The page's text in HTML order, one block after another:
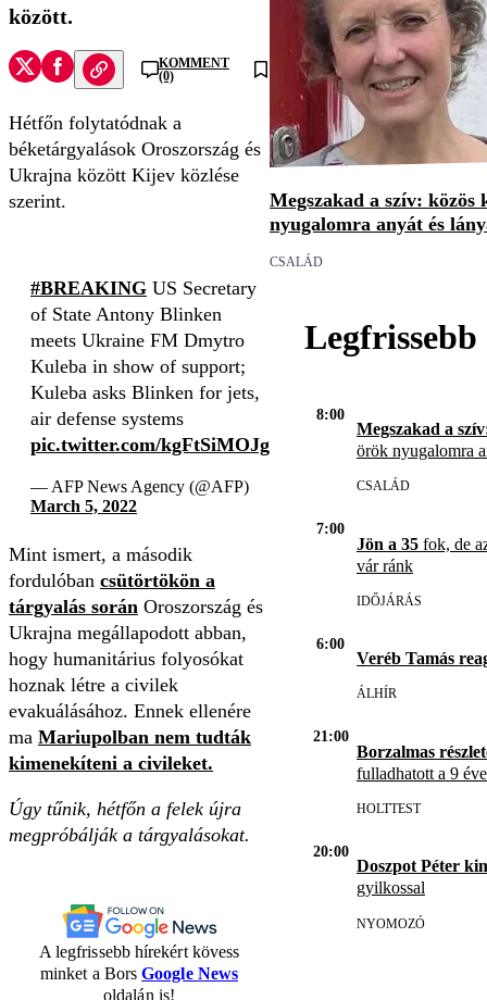
között.
KOMMENT
(0)
Hétfőn folytatódnak a
béketárgyalások Oroszország és
Ukrajna között Kijev közlése
szerint.
#BREAKING US Secretary
of State Antony Blinken
meets Ukraine FM Dmytro
Kuleba in show of support;
Kuleba asks Blinken for jets,
air defense systems
pic.twitter.com/kgFtSiMOJg
— AFP News Agency (@AFP)
March 5, 2022
Mint ismert, a második
fordulóban csütörtökön a
tárgyalás során Oroszország és
Ukrajna megállapodott abban,
hogy humanitárius folyosókat
hoznak létre a civilek
evakuálásához. Ennek ellenére
ma Mariupolban nem tudták
kimenekíteni a civileket.
Úgy tűnik, hétfőn a felek újra
megpróbálják a tárgyalásokat.
A legfrissebb hírekért kövess
minket a BorsGoogle News
oldalán is!
Megszakad a szív: közös
nyugalomra anyát és
CSALÁD
Legfrissebb
8:00
Megszakad a
örök nyugalomra
CSALÁD
7:00
Jön a 35 fok, de
vár ránk
IDŐJÁRÁS
6:00
Veréb Tamás
ÁLHÍR
21:00
Borzalmas
fulladhatott a 9
HOLTTEST
20:00
Doszpot Péter
gyilkossal
NYOMOZÓ